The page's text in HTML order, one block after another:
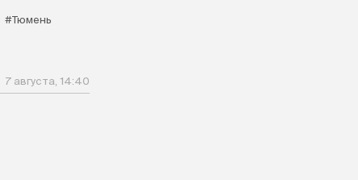
#Тюмень
7 августа, 14:40